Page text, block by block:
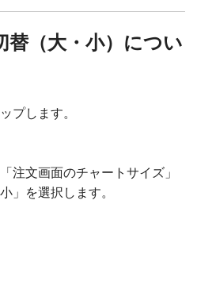
替（大・小）につい
プします。
注文画面のチャートサイズ」
」を選択します。